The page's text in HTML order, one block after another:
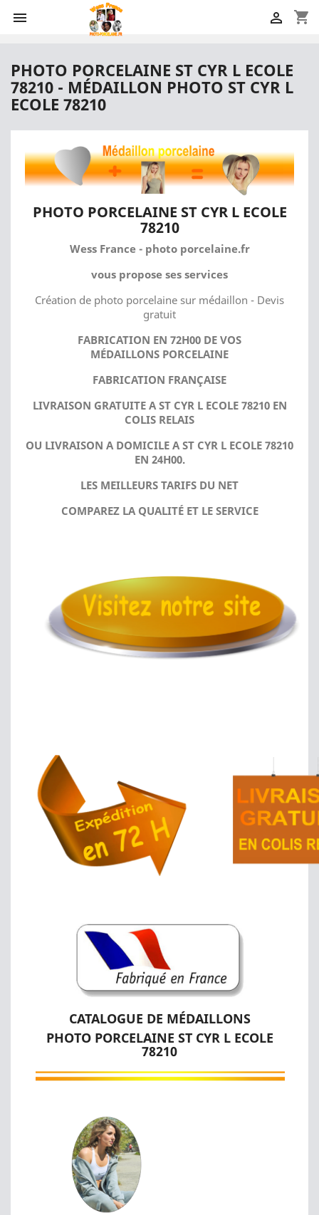
 shopping_cart

PHOTO PORCELAINE ST CYR L ECOLE
78210 - MÉDAILLON PHOTO ST CYR L
ECOLE 78210
PHOTO PORCELAINE ST CYR L ECOLE
78210
Wess France - photo porcelaine.fr
vous propose ses services
Création de photo porcelaine sur médaillon - Devis
gratuit
FABRICATION EN 72H00 DE VOS
MÉDAILLONS PORCELAINE
FABRICATION FRANÇAISE
LIVRAISON GRATUITE A ST CYR L ECOLE 78210 EN
COLIS RELAIS
OU LIVRAISON A DOMICILE A ST CYR L ECOLE 78210
EN 24H00.
LES MEILLEURS TARIFS DU NET
COMPAREZ LA QUALITÉ ET LE SERVICE
CATALOGUE DE MÉDAILLONS
PHOTO PORCELAINE ST CYR L ECOLE
78210